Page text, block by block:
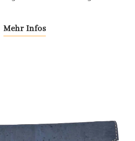
Mehr Infos